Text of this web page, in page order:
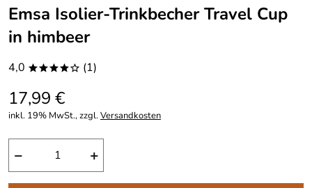
Emsa Isolier-Trinkbecher Travel Cup
in himbeer
4,0 ****o (1)
17,99 €
inkl. 19% MwSt., zzgl.Versandkosten
− +